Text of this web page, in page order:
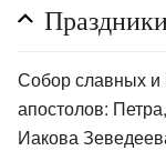
Собор славных и
апостолов:
Иакова